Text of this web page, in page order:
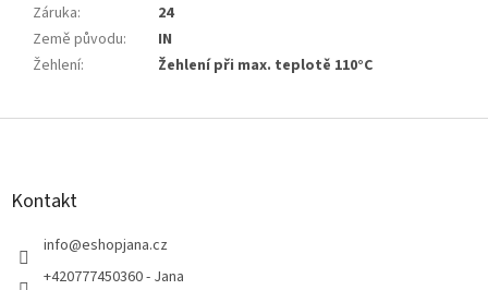
Záruka:
24
Země původu:
IN
Žehlení: Žehlení při max. teplotě 110°C
Z
Kontakt
info@eshopjana.cz
+420777450360 - Jana